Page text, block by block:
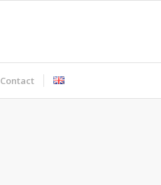
Contact